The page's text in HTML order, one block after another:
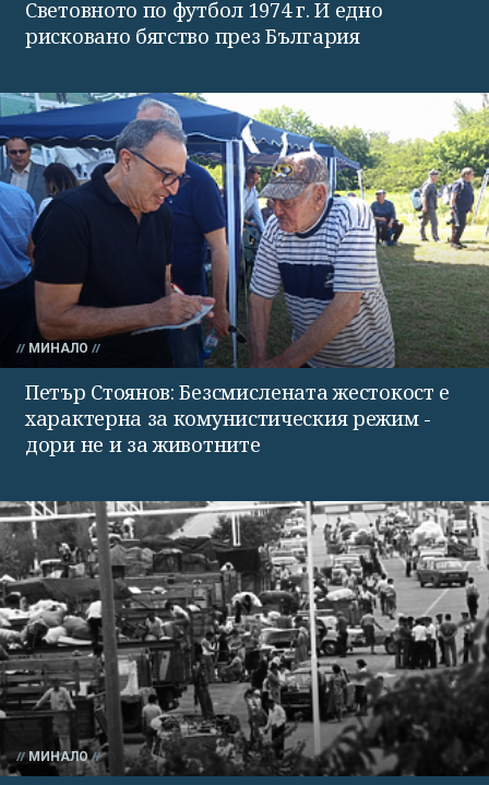
Световното по футбол 1974 г. И едно
рисковано бягство през България
МИНАЛО
Петър Стоянов: Безсмислената жестокост е
характерна за комунистическия режим -
дори не и за животните
МИНАЛО